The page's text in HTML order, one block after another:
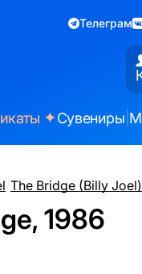
Телеграм
✦Сувениры
/The Bridge (Billy Joel)
1986